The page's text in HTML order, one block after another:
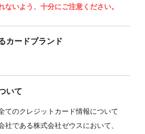
ないよう、十分にご注意ください。
カードブランド
いて
てのクレジットカード情報について
社である株式会社ゼウスにおいて、